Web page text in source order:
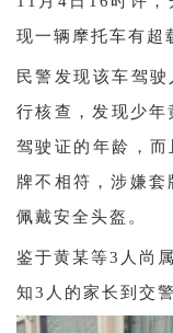
现一辆摩托车有超
民警发现该车驾
行核查，发现少
驾驶证的年龄，
牌不相符，涉嫌
佩戴安全头盔。
鉴于黄某等3人尚
知3人的家长到交